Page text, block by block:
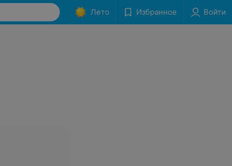
Лето Избранное Войти